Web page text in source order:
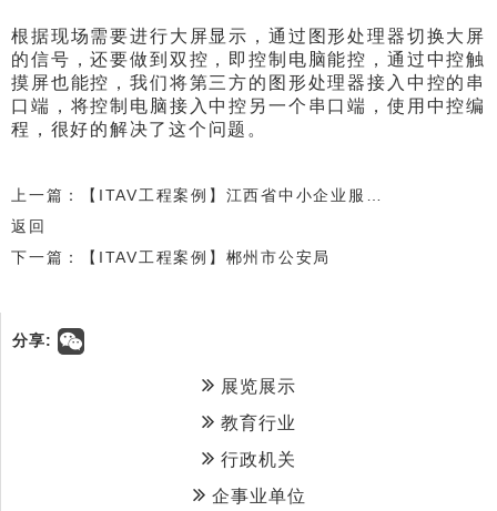
根据现场需要进行大屏显示，通过图形处理器切换大屏
的信号，还要做到双控，即控制电脑能控，通过中控触
摸屏也能控，我们将第三方的图形处理器接入中控的串
口端，将控制电脑接入中控另一个串口端，使用中控编
程，很好的解决了这个问题。
返回
下一篇：【ITAV工程案例】郴州市公安局
分享:
展览展示
教育行业
行政机关
企事业单位